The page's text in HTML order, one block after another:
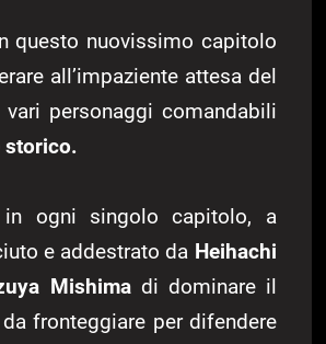
questo nuovissimo capitolo
all’impaziente attesa del
personaggi comandabili
storico.
in ogni singolo capitolo, a
e addestrato da Heihachi
Mishimadi dominare il
fronteggiare per difendere